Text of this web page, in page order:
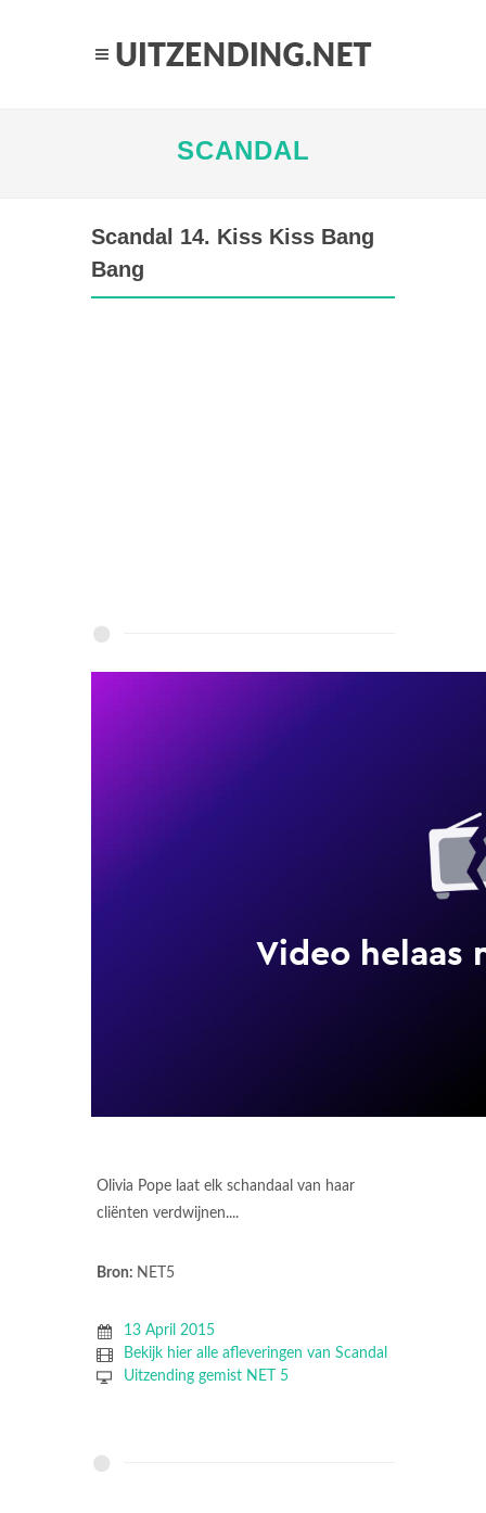
SCANDAL
Scandal 14. Kiss Kiss Bang
Bang
Olivia Pope laat elk schandaal van haar
cliënten verdwijnen....
Bron: NET5
13 April 2015
Bekijk hier alle afleveringen van Scandal
Uitzending gemist NET 5